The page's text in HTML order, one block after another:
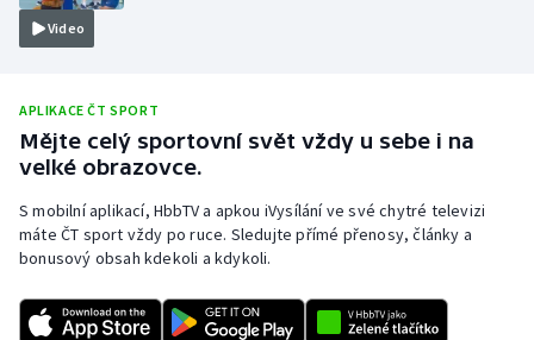
Parasport
Plavání
Plážový volejbal
Ragby
Rychlobruslení
Rychlostní kanoistika
Video
APLIKACE ČT SPORT
Mějte celý sportovní svět vždy u sebe i na
velké obrazovce.
S mobilní aplikací, HbbTV a apkou iVysílání ve své chytré televizi
máte ČT sport vždy po ruce. Sledujte přímé přenosy, články a
bonusový obsah kdekoli a kdykoli.